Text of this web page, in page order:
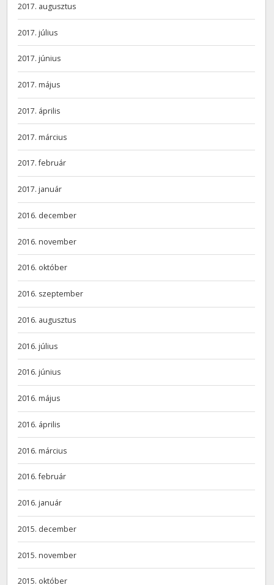
2017. augusztus
2017. július
2017. június
2017. május
2017. április
2017. március
2017. február
2017. január
2016. december
2016. november
2016. október
2016. szeptember
2016. augusztus
2016. július
2016. június
2016. május
2016. április
2016. március
2016. február
2016. január
2015. december
2015. november
2015. október